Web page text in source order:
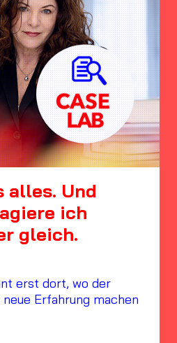
alles. Und
ich
gleich.
erst dort, wo der
Erfahrung machen